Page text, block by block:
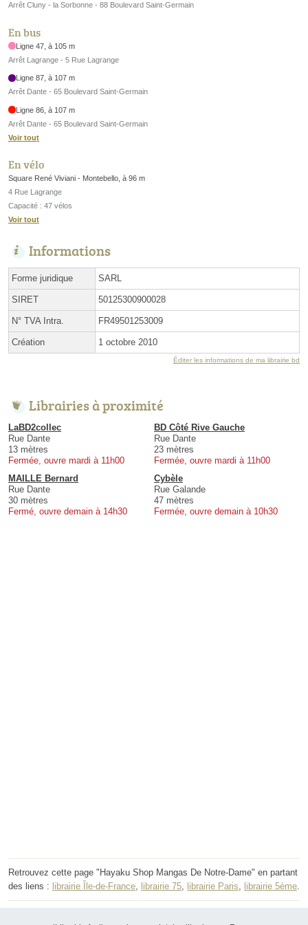
Arrêt Cluny - la Sorbonne - 88 Boulevard Saint-Germain
En bus
Ligne 47, à 105 m
Arrêt Lagrange - 5 Rue Lagrange
Ligne 87, à 107 m
Arrêt Dante - 65 Boulevard Saint-Germain
Ligne 86, à 107 m
Arrêt Dante - 65 Boulevard Saint-Germain
Voir tout
En vélo
Square René Viviani - Montebello, à 96 m
4 Rue Lagrange
Capacité : 47 vélos
Voir tout
Informations
Forme juridique SARL
SIRET 50125300900028
N° TVA Intra. FR49501253009
Création 1 octobre 2010
Éditer les informations de ma librairie bd
Librairies à proximité
LaBD2collec
Rue Dante
13 mètres
Fermée, ouvre mardi à 11h00
BD Côté Rive Gauche
Rue Dante
23 mètres
Fermée, ouvre mardi à 11h00
MAILLE Bernard
Rue Dante
30 mètres
Fermé, ouvre demain à 14h30
Cybèle
Rue Galande
47 mètres
Fermée, ouvre demain à 10h30
Retrouvez cette page "Hayaku Shop Mangas De Notre-Dame" en partant
des liens : librairie Île-de-France, librairie 75, librairie Paris, librairie 5ème.